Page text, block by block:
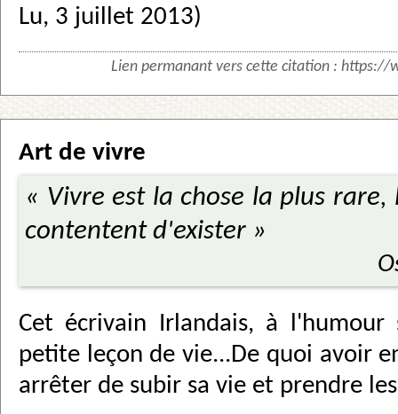
Lu, 3 juillet 2013)
Lien permanant vers cette citation : https://
Art de vivre
« Vivre est la chose la plus
contentent d'exister »
Cet écrivain Irlandais, à
petite leçon de vie...De quoi avoir
arrêter de subir sa vie et prendre